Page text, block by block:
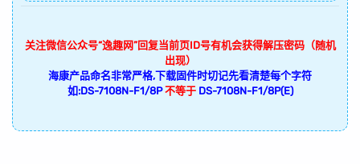
关注微信公众号“逸趣网”回复当前页ID号有机会获得解压密码（随机
出现）
海康产品命名非常严格,下载固件时切记先看清楚每个字符
如:DS-7108N-F1/8P 不等于 DS-7108N-F1/8P(E)